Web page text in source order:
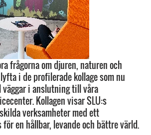
frågorna om djuren, naturen och
i de profilerade kollage som nu
i anslutning till våra
Kollagen visar SLU:s
verksamheter med ett
en hållbar, levande och bättre värld.